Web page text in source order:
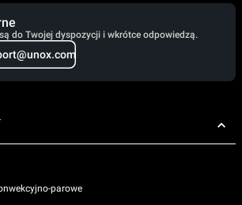
do Twojej dyspozycji i wkrótce odpowiedzą.
parowe